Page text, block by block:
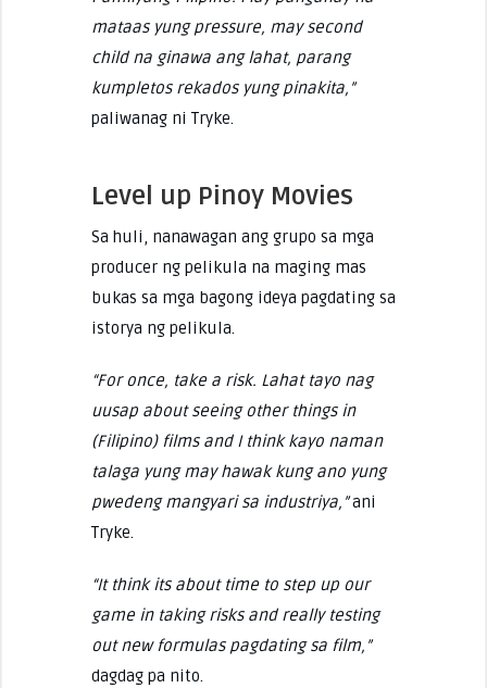
mataas yung pressure, may second
child na ginawa ang lahat, parang
kumpletos rekados yung pinakita,”
paliwanag ni Tryke.
Level up Pinoy Movies
Sa huli, nanawagan ang grupo sa mga
producer ng pelikula na maging mas
bukas sa mga bagong ideya pagdating sa
istorya ng pelikula.
“For once, take a risk. Lahat tayo nag
uusap about seeing other things in
(Filipino) films and I think kayo naman
talaga yung may hawak kung ano yung
pwedeng mangyari sa industriya,”ani
Tryke.
“It think its about time to step up our
game in taking risks and really testing
out new formulas pagdating sa film,”
dagdag pa nito.